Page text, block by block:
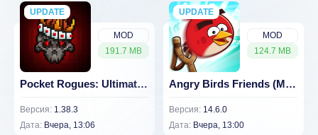
MOD
191.7 MB
UPDATE
NEW
Pocket Rogues: Ultimate [ВЗЛОМ: много денег] v 1.38.3
Версия: 1.38.3
Дата: Вчера, 13:06
MOD
124.7 MB
UPDATE
NEW
Angry Birds Friends (МОД, Много бустеров)
Версия: 14.6.0
Дата: Вчера, 13:00